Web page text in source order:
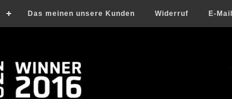
Das meinen unsere Kunden Widerruf E-Mail